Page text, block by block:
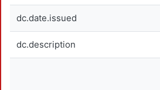
dc.date.issued
dc.description